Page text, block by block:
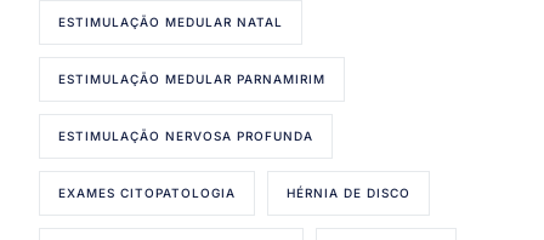
ESTIMULAÇÃO MEDULAR NATAL
ESTIMULAÇÃO MEDULAR PARNAMIRIM
ESTIMULAÇÃO NERVOSA PROFUNDA
EXAMES CITOPATOLOGIA HÉRNIA DE DISCO